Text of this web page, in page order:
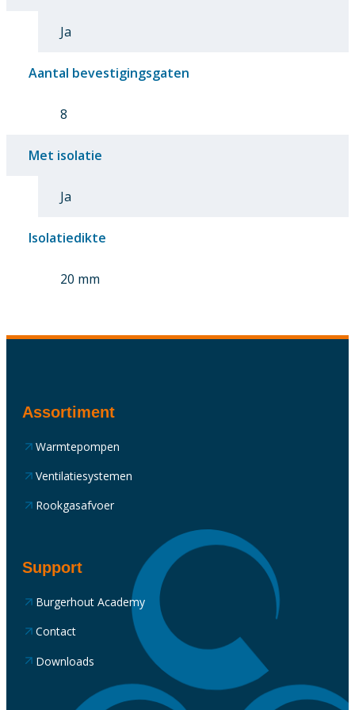
Ja
Aantal bevestigingsgaten
8
Met isolatie
Ja
Isolatiedikte
20 mm
Assortiment
Warmtepompen
Ventilatiesystemen
Rookgasafvoer
Support
Burgerhout Academy
Contact
Downloads